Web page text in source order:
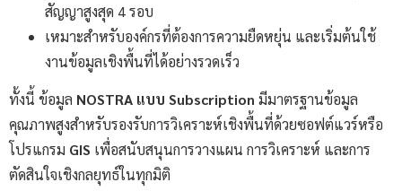
สัญญาสูงสุด 4 รอบ
เหมาะสำหรับองค์กรที่ต้องการความยืดหยุ่น และเริ่มต้นใช้
งานข้อมูลเชิงพื้นที่ได้อย่างรวดเร็ว
ทั้งนี้ ข้อมูล NOSTRA แบบ Subscription มีมาตรฐานข้อมูล
คุณภาพสูงสำหรับรองรับการวิเคราะห์เชิงพื้นที่ด้วยซอฟต์แวร์หรือ
โปรแกรม GIS เพื่อสนับสนุนการวางแผน การวิเคราะห์ และการ
ตัดสินใจเชิงกลยุทธ์ในทุกมิติ